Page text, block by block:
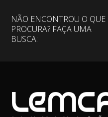
NÃO ENCONTROU O QUE
PROCURA? FAÇA UMA
BUSCA: